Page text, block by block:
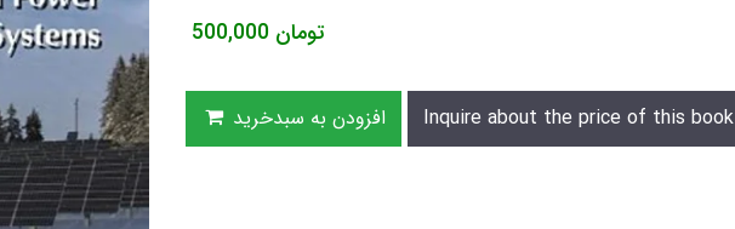
500,000 تومان
افزودن به سبدخرید Inquire about the price of this book